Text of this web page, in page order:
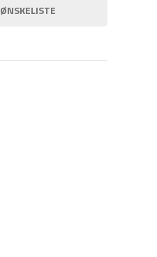
ØNSKELISTE